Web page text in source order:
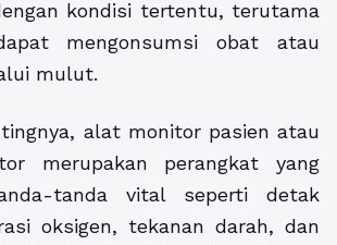
kondisi tertentu, terutama
mengonsumsi obat atau
mulut.
alat monitor pasien atau
merupakan perangkat yang
tanda vital seperti detak
oksigen, tekanan darah, dan